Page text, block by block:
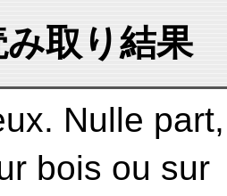
取り結果
Nulle
bois ou sur